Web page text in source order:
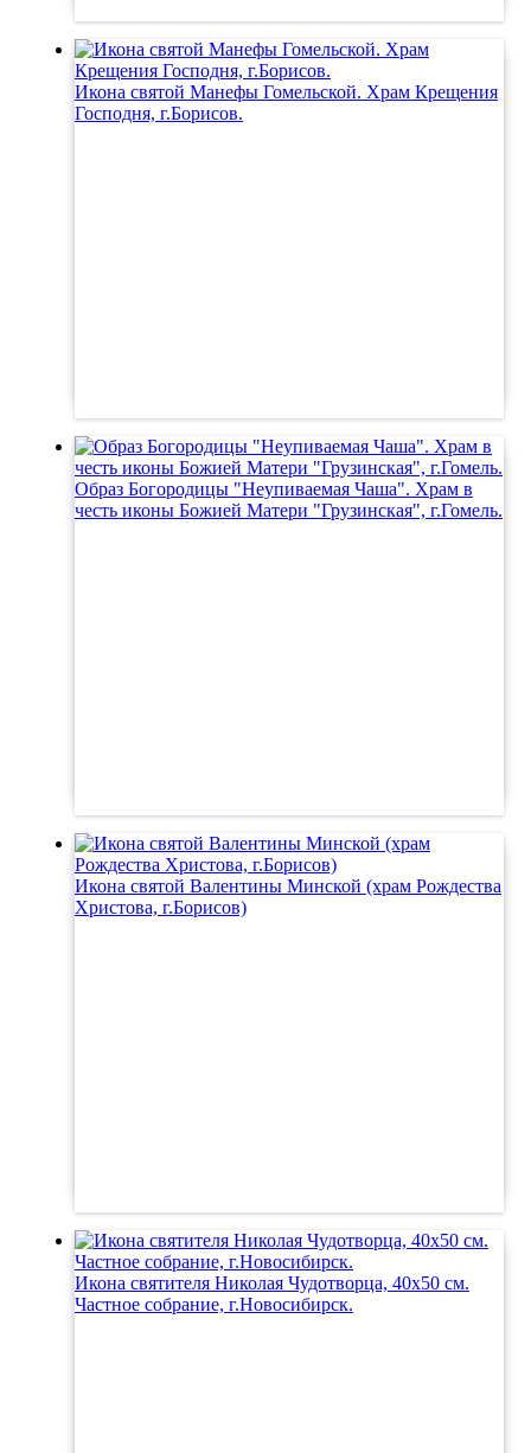
Икона святой Манефы Гомельской. Храм Крещения
Господня, г.Борисов.
Образ Богородицы "Неупиваемая Чаша". Храм в
честь иконы Божией Матери "Грузинская", г.Гомель.
Икона святой Валентины Минской (храм Рождества
Христова, г.Борисов)
Икона святителя Николая Чудотворца, 40х50 см.
Частное собрание, г.Новосибирск.